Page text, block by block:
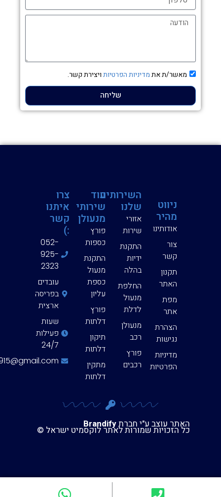
מאשר/ת אתמדיניות הפרטיותויצירת קשר.
השירותים
שלנו
אזורי
שירות
התקנת
ידיות
בהלה
החלפת
מנעול
לדלת
מנעולן
רכב
פורץ
רכבים
עוד
שירותי
מנעולן
פורץ
כספות
התקנת
מנעול
כספת
עליון
פורץ
דלתות
תיקון
דלתות
מתקין
צרו
איתנו
קשר
:)
052-
925-
בפריסה
שעות
פעילות
24/7
eyal123915@gmail.com
האתר עוצב ע"י חברתBrandify
כל הזכויות שמורות לאתר לוקסמיט ישראל ©